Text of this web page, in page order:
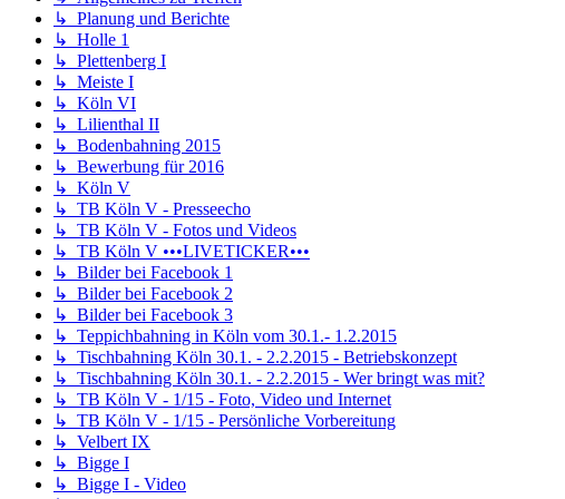
↳ Planung und Berichte
↳ Holle 1
↳ Plettenberg I
↳ Meiste I
↳ Köln VI
↳ Lilienthal II
↳ Bodenbahning 2015
↳ Bewerbung für 2016
↳ Köln V
↳ TB Köln V - Presseecho
↳ TB Köln V - Fotos und Videos
↳ TB Köln V •••LIVETICKER•••
↳ Bilder bei Facebook 1
↳ Bilder bei Facebook 2
↳ Bilder bei Facebook 3
↳ Teppichbahning in Köln vom 30.1.- 1.2.2015
↳ Tischbahning Köln 30.1. - 2.2.2015 - Betriebskonzept
↳ Tischbahning Köln 30.1. - 2.2.2015 - Wer bringt was mit?
↳ TB Köln V - 1/15 - Foto, Video und Internet
↳ TB Köln V - 1/15 - Persönliche Vorbereitung
↳ Velbert IX
↳ Bigge I
↳ Bigge I - Video